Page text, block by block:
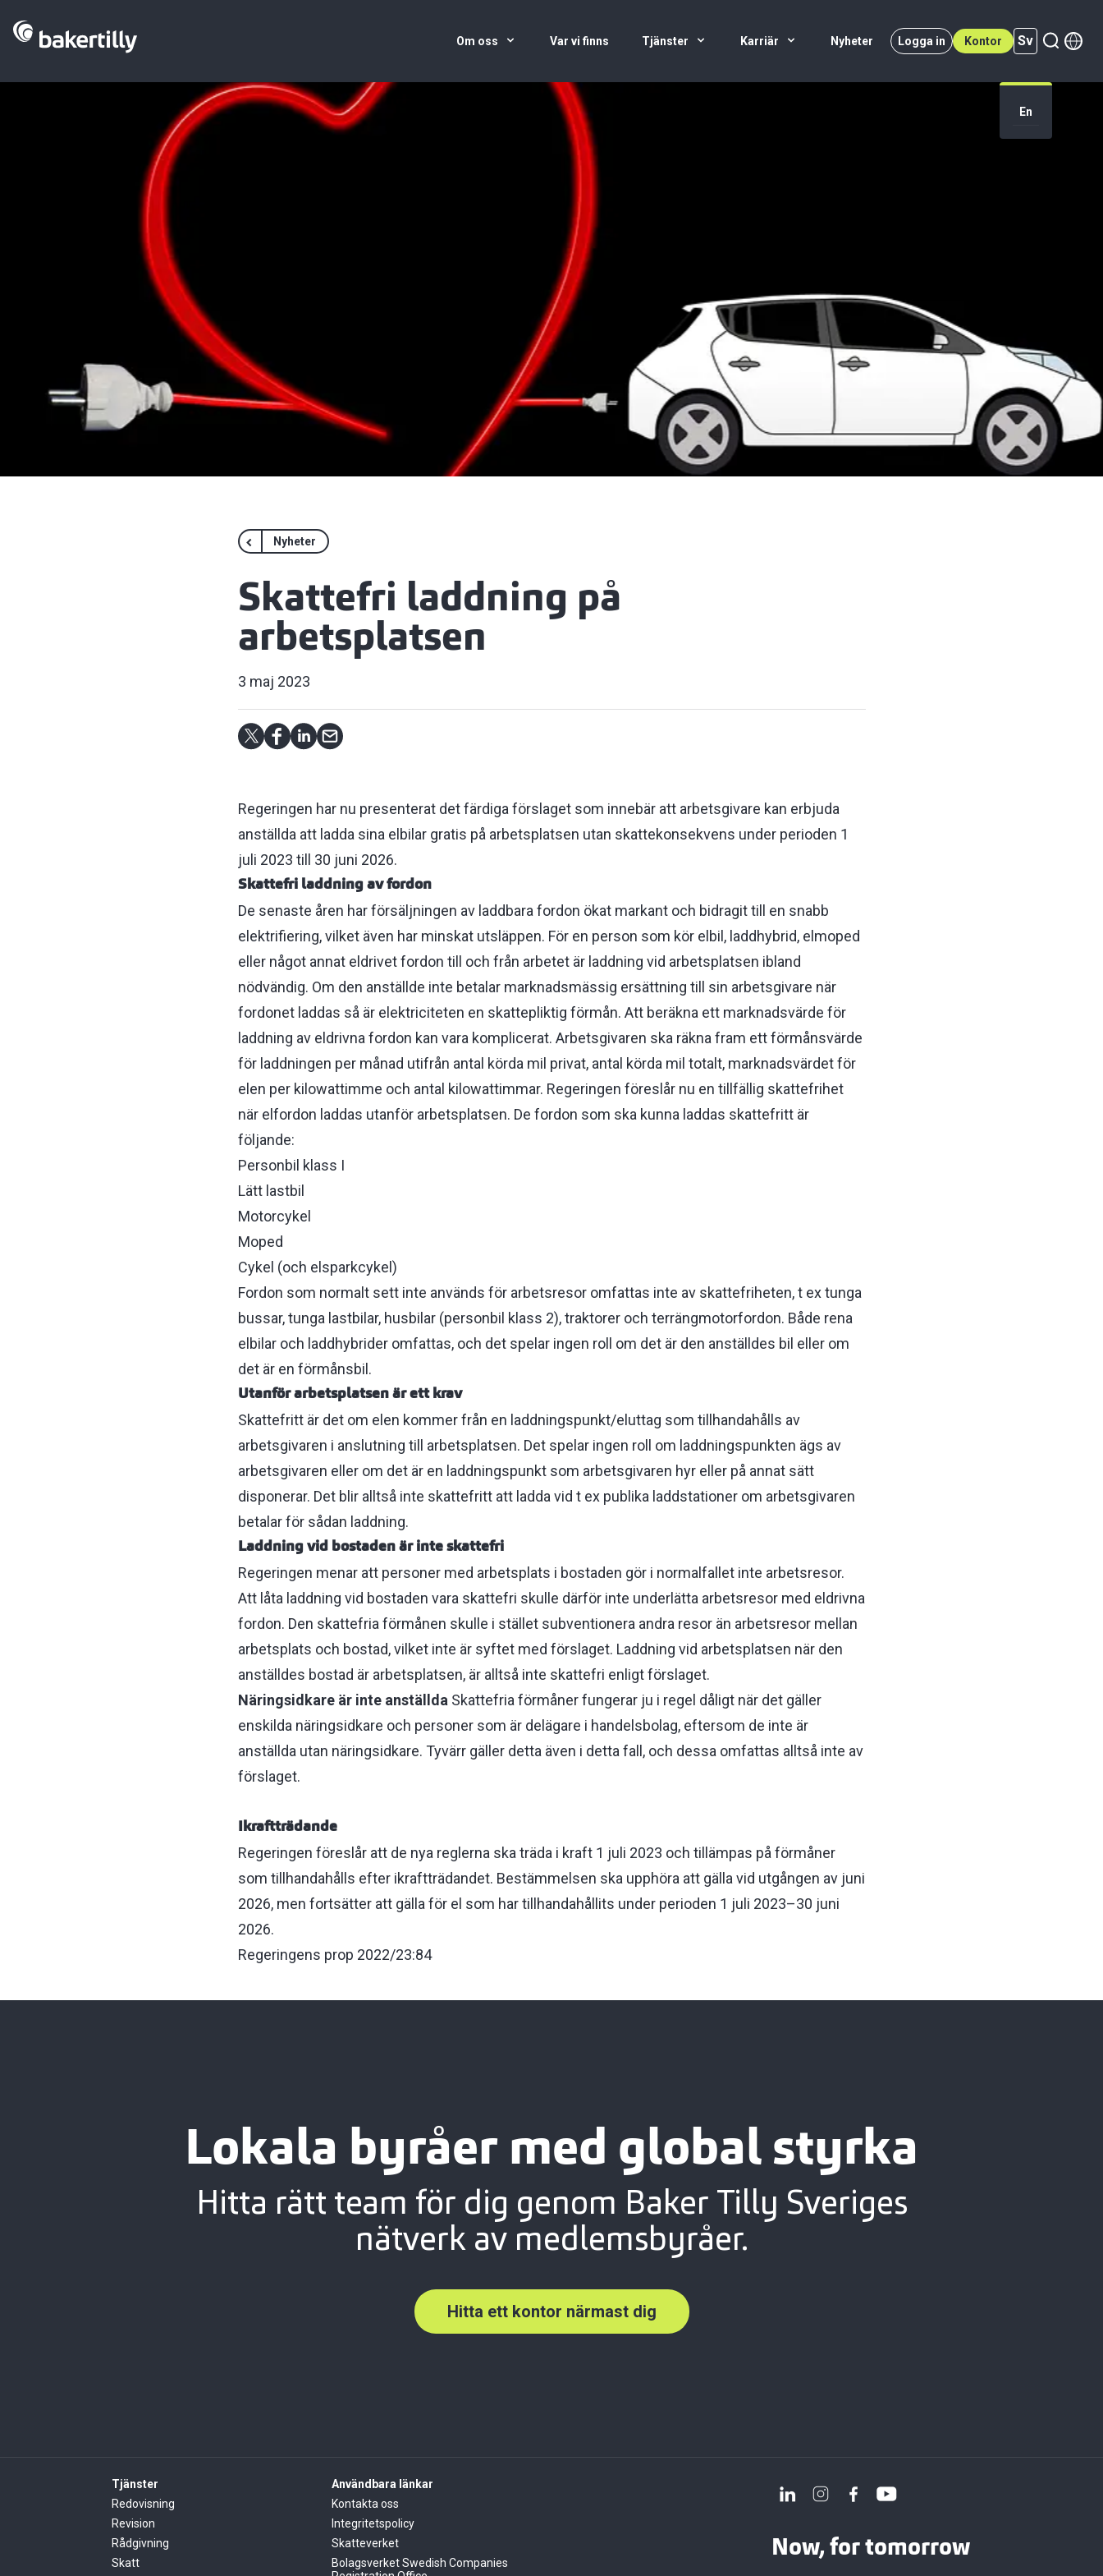
Om oss Var vi finns Tjänster Karriär Nyheter Logga in Kontor Sv
Sv (active)
En
Nyheter
Skattefri laddning på
arbetsplatsen
3 maj 2023
Regeringen har nu presenterat det färdiga förslaget som innebär att arbetsgivare kan erbjuda
anställda att ladda sina elbilar gratis på arbetsplatsen utan skattekonsekvens under perioden 1
juli 2023 till 30 juni 2026.
Skattefri laddning av fordon
De senaste åren har försäljningen av laddbara fordon ökat markant och bidragit till en snabb
elektrifiering, vilket även har minskat utsläppen. För en person som kör elbil, laddhybrid, elmoped
eller något annat eldrivet fordon till och från arbetet är laddning vid arbetsplatsen ibland
nödvändig. Om den anställde inte betalar marknadsmässig ersättning till sin arbetsgivare när
fordonet laddas så är elektriciteten en skattepliktig förmån. Att beräkna ett marknadsvärde för
laddning av eldrivna fordon kan vara komplicerat. Arbetsgivaren ska räkna fram ett förmånsvärde
för laddningen per månad utifrån antal körda mil privat, antal körda mil totalt, marknadsvärdet för
elen per kilowattimme och antal kilowattimmar. Regeringen föreslår nu en tillfällig skattefrihet
när elfordon laddas utanför arbetsplatsen. De fordon som ska kunna laddas skattefritt är
följande:
Personbil klass I
Lätt lastbil
Motorcykel
Moped
Cykel (och elsparkcykel)
Fordon som normalt sett inte används för arbetsresor omfattas inte av skattefriheten, t ex tunga
bussar, tunga lastbilar, husbilar (personbil klass 2), traktorer och terrängmotorfordon. Både rena
elbilar och laddhybrider omfattas, och det spelar ingen roll om det är den anställdes bil eller om
det är en förmånsbil.
Utanför arbetsplatsen är ett krav
Skattefritt är det om elen kommer från en laddningspunkt/eluttag som tillhandahålls av
arbetsgivaren i anslutning till arbetsplatsen. Det spelar ingen roll om laddningspunkten ägs av
arbetsgivaren eller om det är en laddningspunkt som arbetsgivaren hyr eller på annat sätt
disponerar. Det blir alltså inte skattefritt att ladda vid t ex publika laddstationer om arbetsgivaren
betalar för sådan laddning.
Laddning vid bostaden är inte skattefri
Regeringen menar att personer med arbetsplats i bostaden gör i normalfallet inte arbetsresor.
Att låta laddning vid bostaden vara skattefri skulle därför inte underlätta arbetsresor med eldrivna
fordon. Den skattefria förmånen skulle i stället subventionera andra resor än arbetsresor mellan
arbetsplats och bostad, vilket inte är syftet med förslaget. Laddning vid arbetsplatsen när den
anställdes bostad är arbetsplatsen, är alltså inte skattefri enligt förslaget.
Näringsidkare är inte anställda Skattefria förmåner fungerar ju i regel dåligt när det gäller
enskilda näringsidkare och personer som är delägare i handelsbolag, eftersom de inte är
anställda utan näringsidkare. Tyvärr gäller detta även i detta fall, och dessa omfattas alltså inte av
förslaget.
Ikraftträdande
Regeringen föreslår att de nya reglerna ska träda i kraft 1 juli 2023 och tillämpas på förmåner
som tillhandahålls efter ikraftträdandet. Bestämmelsen ska upphöra att gälla vid utgången av juni
2026, men fortsätter att gälla för el som har tillhandahållits under perioden 1 juli 2023–30 juni
2026.
Regeringens prop 2022/23:84
Lokala byråer med global styrka
Hitta rätt team för dig genom Baker Tilly Sveriges
nätverk av medlemsbyråer.
Hitta ett kontor närmast dig
Tjänster
Redovisning
Revision
Rådgivning
Skatt
Användbara länkar
Kontakta oss
Integritetspolicy
Skatteverket
Bolagsverket Swedish Companies
Now, for tomorrow